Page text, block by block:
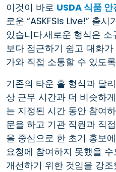
이것이 바로 USDA 식품
로운 “ASKFSis Live!” 출
있습니다.새로운 형식은
보다 접근하기 쉽고 대화
가와 직접 소통할 수 있도
기존의 타운 홀 형식과 달
상 근무 시간과 더 비슷하
는 지정된 시간 동안 참여
문을 하고 기관 직원과 직
을 중심으로 한 초기 홍보
요청에 참여하지 못했을
개선하기 위한 것임을 강조